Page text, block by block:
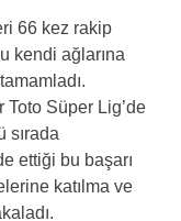
66 kez rakip
kendi ağlarına
Süper Lig’de
sırada
ettiği bu başarı
katılma ve